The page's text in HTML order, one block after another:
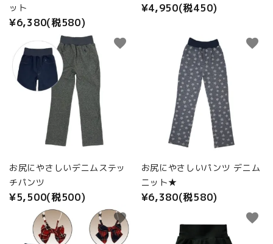
ット
¥6,380(税580)
¥4,950(税450)
お尻にやさしいデニムステッ
チパンツ
¥5,500(税500)
favorite
お尻にやさしいパンツ デニム
ニット★
¥6,380(税580)
favorite
favorite favorite